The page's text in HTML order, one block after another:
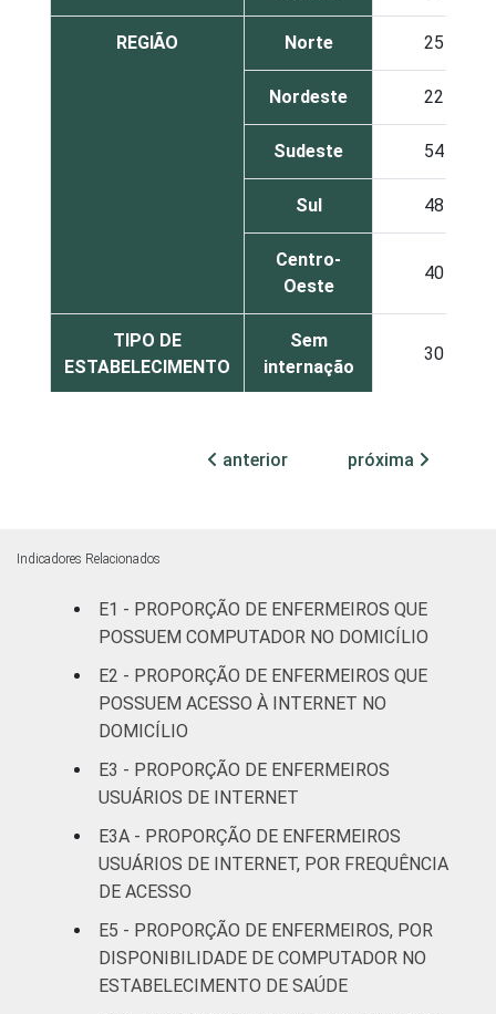
REGIÃO Norte 25
Nordeste 22
Sudeste 54
Sul 48
Centro-
Oeste
40
TIPO DE
ESTABELECIMENTO
Sem
internação
30
internação
34
mais de 50
leitos
Não
classificado
FAIXA ETÁRIA Até 30 anos
31 a 40
mais
35
LOCALIZAÇÃO Capital
anterior próxima
Indicadores Relacionados
E1 - PROPORÇÃO DE ENFERMEIROS QUE
POSSUEM COMPUTADOR NO DOMICÍLIO
E2 - PROPORÇÃO DE ENFERMEIROS QUE
POSSUEM ACESSO À INTERNET NO
DOMICÍLIO
E3 - PROPORÇÃO DE ENFERMEIROS
USUÁRIOS DE INTERNET
E3A - PROPORÇÃO DE ENFERMEIROS
USUÁRIOS DE INTERNET, POR FREQUÊNCIA
DE ACESSO
E5 - PROPORÇÃO DE ENFERMEIROS, POR
DISPONIBILIDADE DE COMPUTADOR NO
ESTABELECIMENTO DE SAÚDE